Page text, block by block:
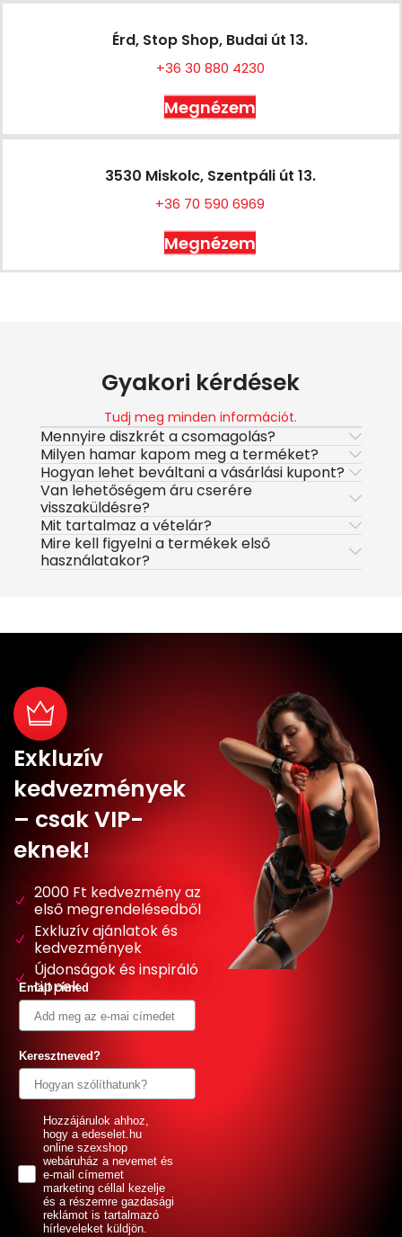
Érd, Stop Shop, Budai út 13.
+36 30 880 4230
Megnézem
3530 Miskolc, Szentpáli út 13.
+36 70 590 6969
Megnézem
Gyakori kérdések
Tudj meg minden információt.
Mennyire diszkrét a csomagolás?
Milyen hamar kapom meg a terméket?
Hogyan lehet beváltani a vásárlási kupont?
Van lehetőségem áru cserére
visszaküldésre?
Mit tartalmaz a vételár?
Mire kell figyelni a termékek első
használatakor?
Exkluzív
kedvezmények
– csak VIP-
eknek!
2000 Ft kedvezmény az
első megrendelésedből
Exkluzív ajánlatok és
kedvezmények
Újdonságok és inspiráló
tippek
Email címed
Keresztneved?
GDPRHozzájárulok ahhoz,
hogy a edeselet.hu
online szexshop
webáruház a nevemet és
e-mail címemet
marketing céllal kezelje
és a részemre gazdasági
reklámot is tartalmazó
hírleveleket küldjön.